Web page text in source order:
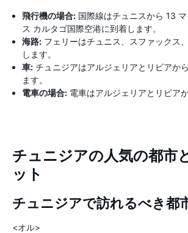
飛行機の場合: 国際線はチュニスから 13
ス カルタゴ国際空港に到着します。
海路: フェリーはチュニス、スファックス
します。
車: チュニジアはアルジェリアとリビアか
ます。
電車の場合: 電車はアルジェリアとリビア
チュニジアの人気の都市
ット
チュニジアで訪れるべき都
<オル>